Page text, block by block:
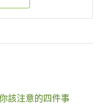
該注意的四件事